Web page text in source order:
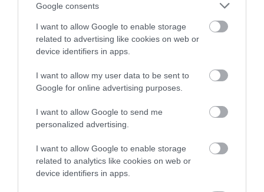
Google consents
I want to allow Google to enable storage
related to advertising like cookies on web or
device identifiers in apps.
I want to allow my user data to be sent to
Google for online advertising purposes.
I want to allow Google to send me
personalized advertising.
I want to allow Google to enable storage
related to analytics like cookies on web or
device identifiers in apps.